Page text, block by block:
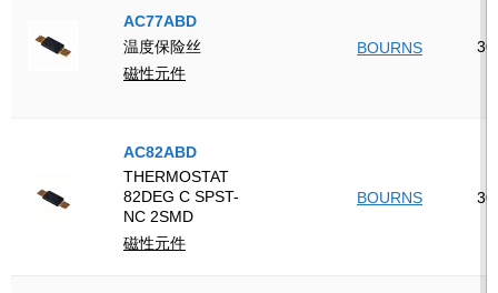
AC77ABD
温度保险丝
磁性元件
BOURNS 30
AC82ABD
THERMOSTAT
82DEG C SPST-
NC 2SMD
磁性元件
BOURNS 30